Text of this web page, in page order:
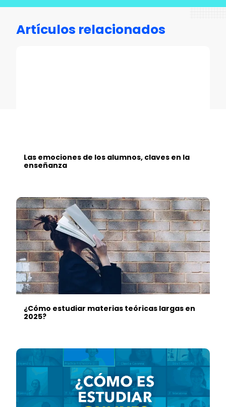
Artículos relacionados
Las emociones de los alumnos, claves en la
enseñanza
¿Cómo estudiar materias teóricas largas en
2025?